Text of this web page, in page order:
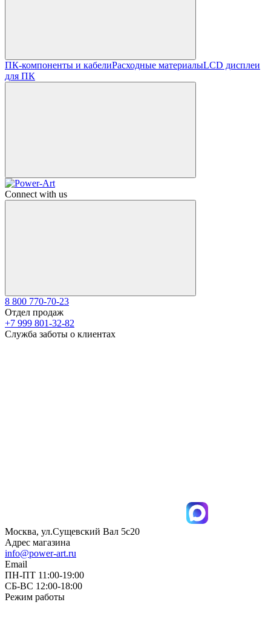
ПК-компоненты и кабелиРасходные материалыLCD дисплеи
для ПК
Connect with us
8 800 770-70-23
Отдел продаж
+7 999 801-32-82
Служба заботы о клиентах
Москва, ул.Сущевский Вал 5с20
Адрес магазина
info@power-art.ru
Email
ПН-ПТ 11:00-19:00
СБ-ВС 12:00-18:00
Режим работы